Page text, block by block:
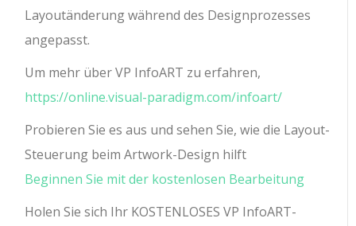
Layoutänderung während des Designprozesses
angepasst.
Um mehr über VP InfoART zu erfahren,
https://online.visual-paradigm.com/infoart/
Probieren Sie es aus und sehen Sie, wie die Layout-
Steuerung beim Artwork-Design hilft
Beginnen Sie mit der kostenlosen Bearbeitung
Holen Sie sich Ihr KOSTENLOSES VP InfoART-